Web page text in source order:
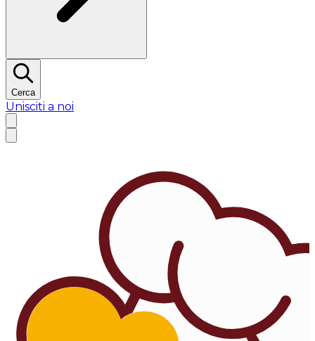
Cerca
Unisciti a noi